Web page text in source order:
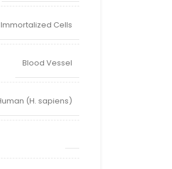
Immortalized Cells
Blood Vessel
(H. sapiens)